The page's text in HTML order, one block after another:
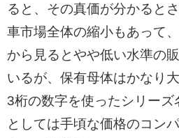
ると、その真価が分かると
車市場全体の縮小もあって
から見るとやや低い水準の
いるが、保有母体はかなり
3桁の数字を使ったシリー
としては手頃な価格のコン